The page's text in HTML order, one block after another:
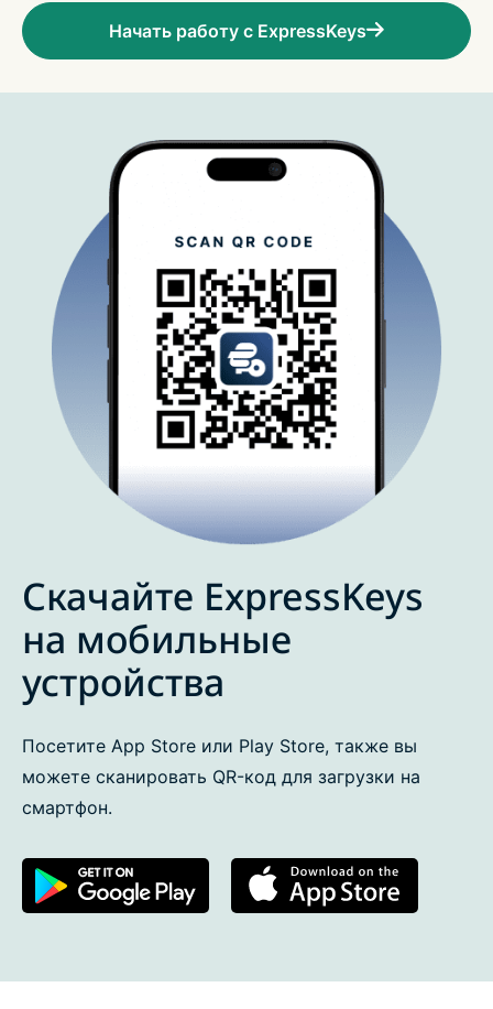
Начать работу с ExpressKeys
Скачайте ExpressKeys
на мобильные
устройства
Посетите App Store или Play Store, также вы
можете сканировать QR-код для загрузки на
смартфон.